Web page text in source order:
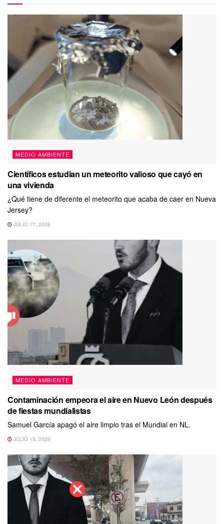
MEDIO AMBIENTE
Científicos estudian un meteorito valioso que cayó en
una vivienda
¿Qué tiene de diferente el meteorito que acaba de caer en Nueva
Jersey?
JULIO 17, 2026
MEDIO AMBIENTE
Contaminación empeora el aire en Nuevo León después
de fiestas mundialistas
Samuel García apagó el aire limpio tras el Mundial en NL.
JULIO 15, 2026